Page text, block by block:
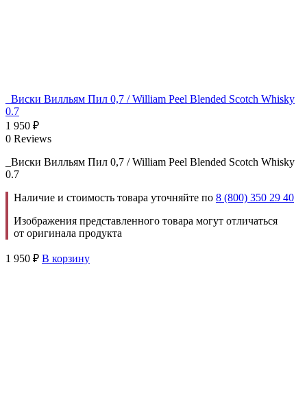
_Виски Вилльям Пил 0,7 / William Peel Blended Scotch Whisky
0.7
1 950 ₽
0 Reviews
_Виски Вилльям Пил 0,7 / William Peel Blended Scotch Whisky
0.7
Наличие и стоимость товара уточняйте по 8 (800) 350 29 40
Изображения представленного товара могут отличаться
от оригинала продукта
1 950 ₽ В корзину